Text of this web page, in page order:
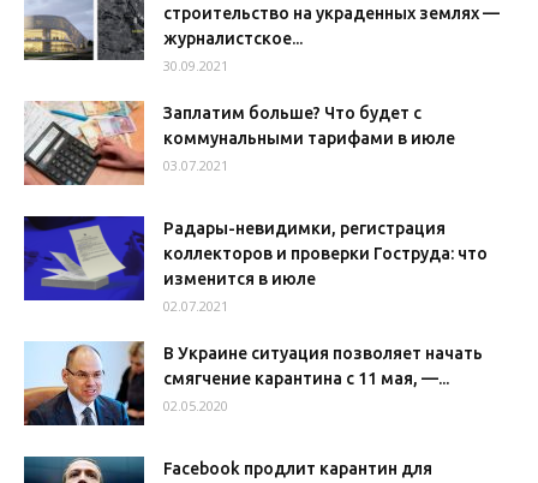
строительство на украденных землях —
журналистское...
30.09.2021
Заплатим больше? Что будет с
коммунальными тарифами в июле
03.07.2021
Радары-невидимки, регистрация
коллекторов и проверки Гоструда: что
изменится в июле
02.07.2021
В Украине ситуация позволяет начать
смягчение карантина с 11 мая, —...
02.05.2020
Facebook продлит карантин для